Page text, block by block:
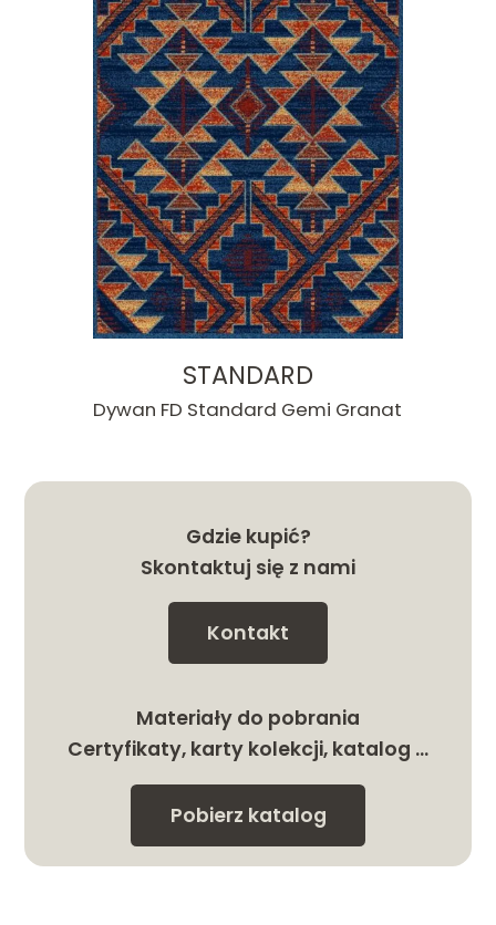
STANDARD
Dywan FD Standard Gemi Granat
Gdzie kupić?
Skontaktuj się z nami
Kontakt
Materiały do pobrania
Certyfikaty, karty kolekcji, katalog …
Pobierz katalog